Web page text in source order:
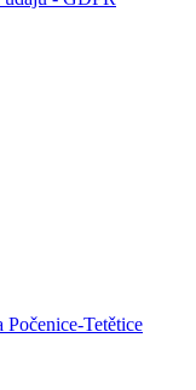
Počenice-Tetětice